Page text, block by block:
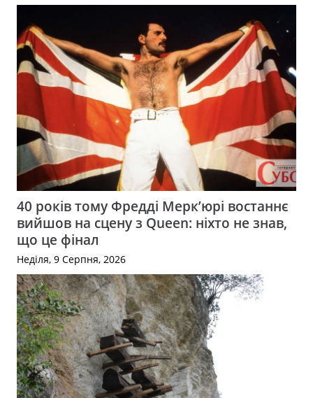
40 років тому Фредді Мерк’юрі востаннє
вийшов на сцену з Queen: ніхто не знав,
що це фінал
Неділя, 9 Серпня, 2026